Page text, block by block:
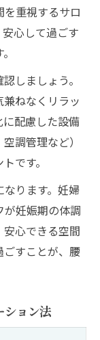
重視するサロ
心して過ごす
しましょう。
ねなくリラッ
配慮した設備
調管理など）
です。
ります。妊婦
が妊娠期の体調
心できる空間
すことが、腰
ション法